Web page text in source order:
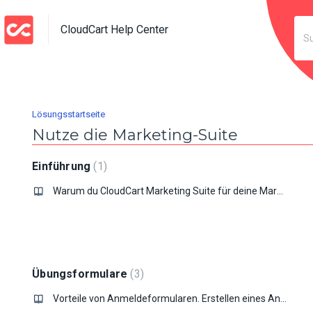
CloudCart Help Center
Lösungsstartseite
Nutze die Marketing-Suite
Einführung 1
Übungsformulare 3